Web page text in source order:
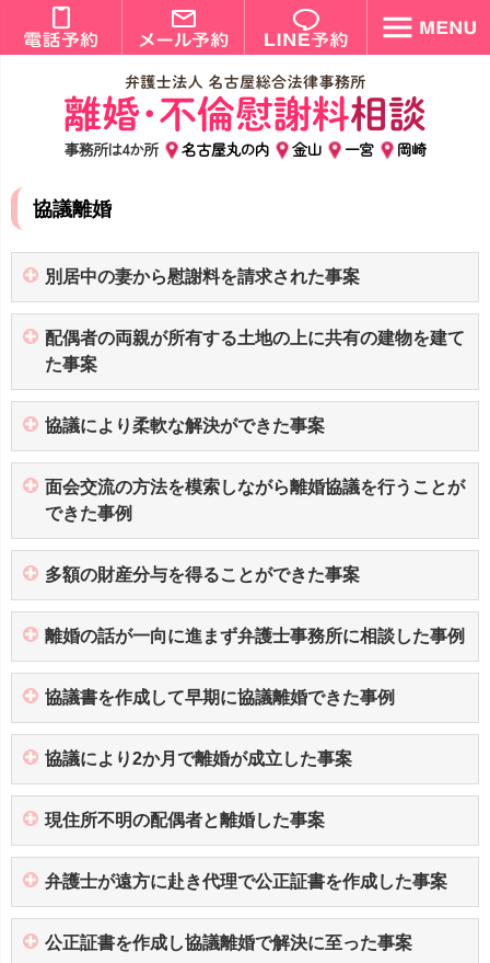
事務所は4か所 名古屋丸の内 金山 一宮 岡崎
協議離婚
別居中の妻から慰謝料を請求された事案
配偶者の両親が所有する土地の上に共有の建物を建て
た事案
協議により柔軟な解決ができた事案
面会交流の方法を模索しながら離婚協議を行うことが
できた事例
多額の財産分与を得ることができた事案
離婚の話が一向に進まず弁護士事務所に相談した事例
協議書を作成して早期に協議離婚できた事例
協議により2か月で離婚が成立した事案
現住所不明の配偶者と離婚した事案
弁護士が遠方に赴き代理で公正証書を作成した事案
公正証書を作成し協議離婚で解決に至った事案